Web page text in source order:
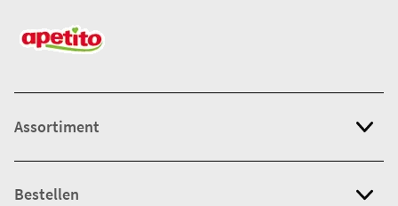
Assortiment
Bestellen